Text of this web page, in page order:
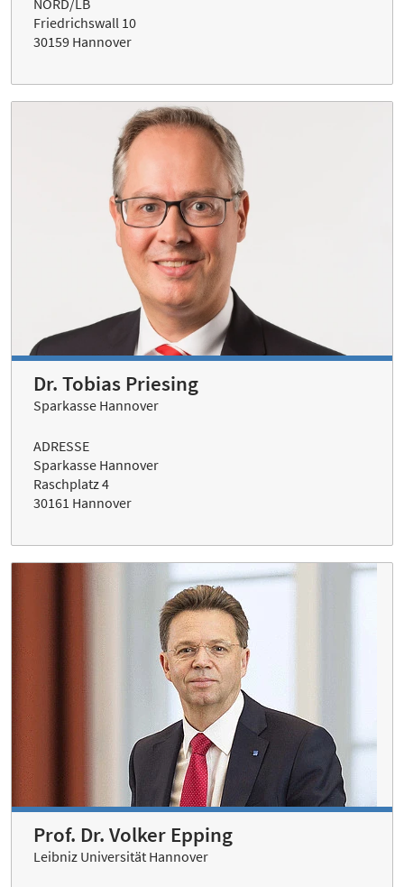
Friedrichswall 10
30159 Hannover
Dr. Tobias Priesing
Sparkasse Hannover
ADRESSE
Sparkasse Hannover
Raschplatz 4
30161 Hannover
Prof. Dr. Volker Epping
Leibniz Universität Hannover